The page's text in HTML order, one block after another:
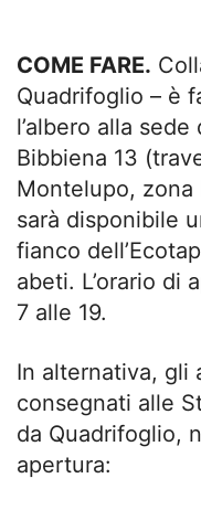
COME FARE.
Quadrifoglio – è
l’albero alla
Bibbiena 13
Montelupo,
sarà disponibile
fianco
abeti. L’orario di
7 alle 19.
In alternativa, gli
consegnati alle
da Quadrifoglio,
apertura: